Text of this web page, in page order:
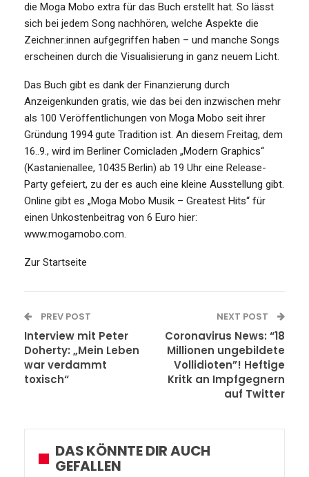
die Moga Mobo extra für das Buch erstellt hat. So lässt
sich bei jedem Song nachhören, welche Aspekte die
Zeichner:innen aufgegriffen haben – und manche Songs
erscheinen durch die Visualisierung in ganz neuem Licht.
Das Buch gibt es dank der Finanzierung durch
Anzeigenkunden gratis, wie das bei den inzwischen mehr
als 100 Veröffentlichungen von Moga Mobo seit ihrer
Gründung 1994 gute Tradition ist. An diesem Freitag, dem
16..9., wird im Berliner Comicladen „Modern Graphics“
(Kastanienallee, 10435 Berlin) ab 19 Uhr eine Release-
Party gefeiert, zu der es auch eine kleine Ausstellung gibt.
Online gibt es „Moga Mobo Musik – Greatest Hits“ für
einen Unkostenbeitrag von 6 Euro hier:
www.mogamobo.com.
Zur Startseite
PREV POST
Interview mit Peter
Doherty: „Mein Leben
war verdammt
toxisch“
NEXT POST
Coronavirus News: “18
Millionen ungebildete
Vollidioten”! Heftige
Kritk an Impfgegnern
auf Twitter
DAS KÖNNTE DIR AUCH
GEFALLEN